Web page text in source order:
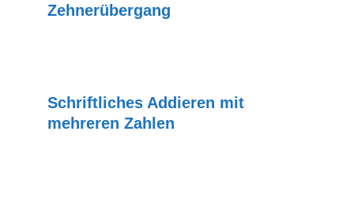
Zehnerübergang
Schriftliches Addieren mit
mehreren Zahlen